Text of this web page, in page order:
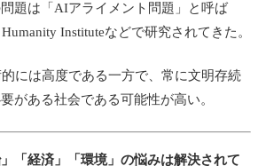
題は「AIアライメント問題」と呼ば
Instituteなどで研究されてきた。
には高度である一方で、常に文明存続
がある社会である可能性が高い。
「経済」「環境」の悩みは解決されて